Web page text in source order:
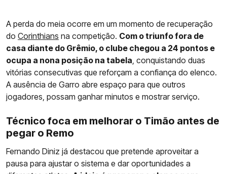
A perda do meia ocorre em um momento de recuperação
do Corinthians na competição. Com o triunfo fora de
casa diante do Grêmio, o clube chegou a 24 pontos e
ocupa a nona posição na tabela , conquistando duas
vitórias consecutivas que reforçam a confiança do elenco.
A ausência de Garro abre espaço para que outros
jogadores, possam ganhar minutos e mostrar serviço.
Técnico foca em melhorar o Timão antes de
pegar o Remo
Fernando Diniz já destacou que pretende aproveitar a
pausa para ajustar o sistema e dar oportunidades a